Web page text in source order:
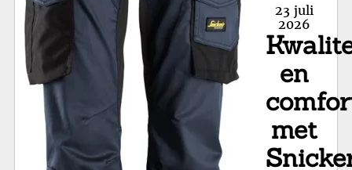
Posted
on
23 juli
2026
en
met